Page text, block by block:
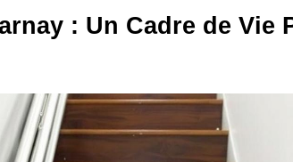
: Un Cadre de Vie